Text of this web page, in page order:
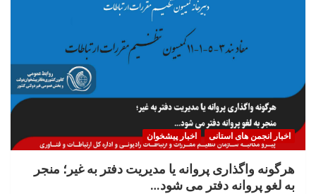
اخبار انجمن های استانی اخبار پیشخوان
هرگونه واگذاری پروانه یا مدیریت دفتر به غیر؛ منجر
به لغو پروانه دفتر می شود…